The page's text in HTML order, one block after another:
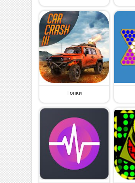
Гонки